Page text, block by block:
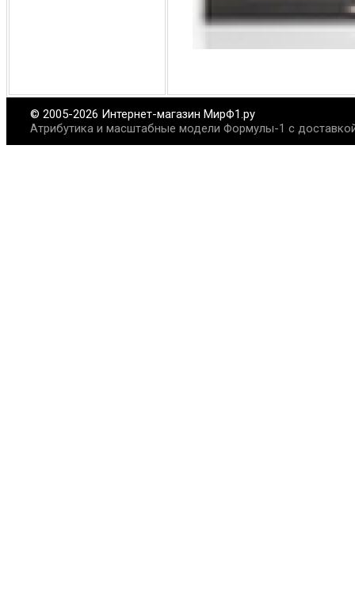
© 2005-2026 Интернет-магазин МирФ1.ру
Атрибутика и масштабные модели Формулы-1 с